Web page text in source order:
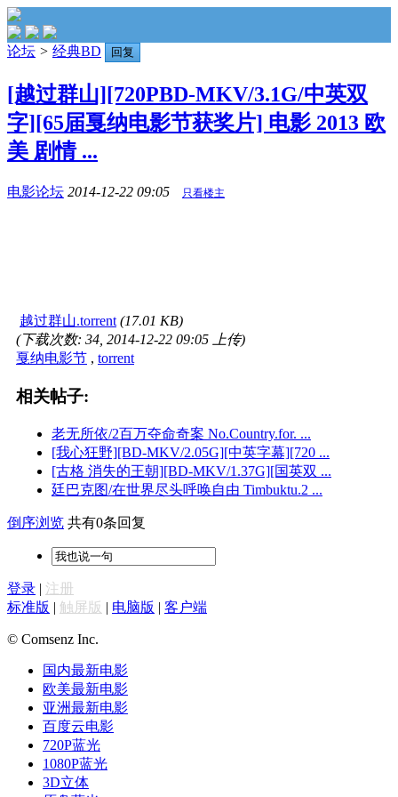
论坛 > 经典BD 回复
[越过群山][720PBD-MKV/3.1G/中英双
字][65届戛纳电影节获奖片] 电影 2013 欧
美 剧情 ...
电影论坛 2014-12-22 09:05 只看楼主
越过群山.torrent (17.01 KB)
(下载次数: 34, 2014-12-22 09:05 上传)
戛纳电影节 , torrent
相关帖子:
老无所依/2百万夺命奇案 No.Country.for. ...
[我心狂野][BD-MKV/2.05G][中英字幕][720 ...
[古格 消失的王朝][BD-MKV/1.37G][国英双 ...
廷巴克图/在世界尽头呼唤自由 Timbuktu.2 ...
倒序浏览 共有0条回复
登录 | 注册
标准版 | 触屏版 | 电脑版 | 客户端
© Comsenz Inc.
国内最新电影
欧美最新电影
亚洲最新电影
百度云电影
720P蓝光
1080P蓝光
3D立体